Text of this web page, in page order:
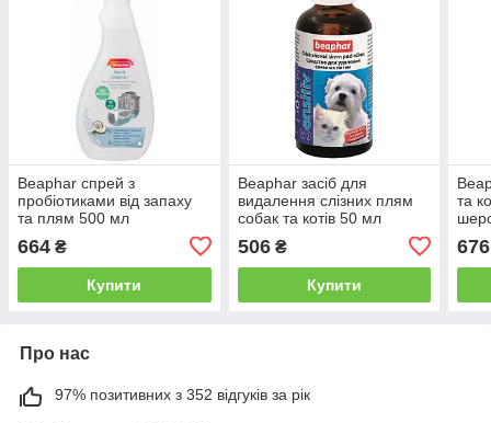
Beaphar спрей з
пробіотиками від запаху
та плям 500 мл
664 ₴
Купити
Beaphar засіб для
видалення слізних плям
собак та котів 50 мл
506₴
Купити
та
676
Про нас
97% позитивних з 352 відгуків за рік